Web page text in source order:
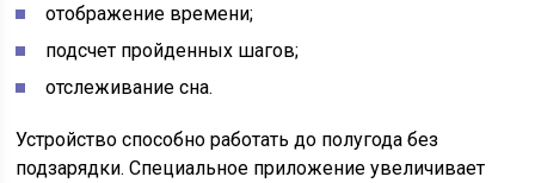
отображение времени;
подсчет пройденных шагов;
отслеживание сна.
Устройство способно работать до полугода без
подзарядки. Специальное приложение увеличивает